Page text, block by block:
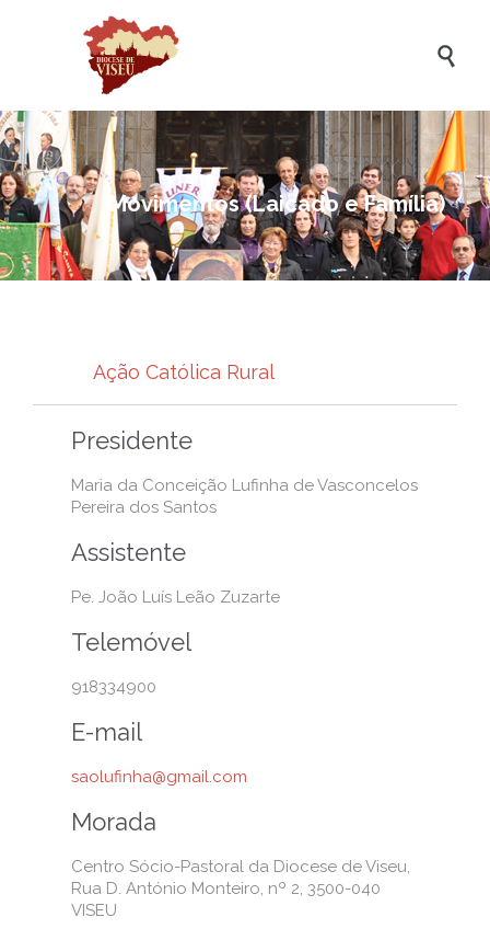

Movimentos (Laicado e Família)
Ação Católica Rural
Presidente
Maria da Conceição Lufinha de Vasconcelos
Pereira dos Santos
Assistente
Pe. João Luís Leão Zuzarte
Telemóvel
918334900
E-mail
saolufinha@gmail.com
Morada
Centro Sócio-Pastoral da Diocese de Viseu,
Rua D. António Monteiro, nº 2, 3500-040
VISEU